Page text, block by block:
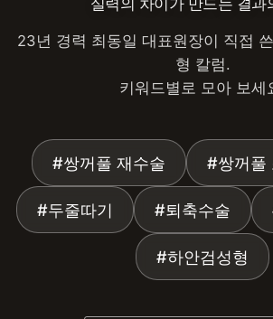
실력의 차이가 만드는 결과
23년 경력 최동일 대표원장이 직접
형 칼럼.
키워드별로 모아 보세
#쌍꺼풀 재수술 #쌍꺼풀
#두줄따기 #퇴축수술
#하안검성형